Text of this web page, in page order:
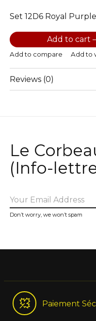
Set 12D6 Royal
Add to compare Add to
Reviews (0)
Le
(Info-
Don’t worry, we won’t spam
Paiement